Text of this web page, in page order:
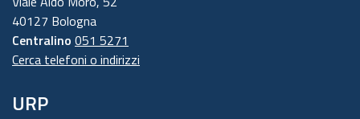
40127 Bologna
Centralino 051 5271
Cerca telefoni o indirizzi
URP